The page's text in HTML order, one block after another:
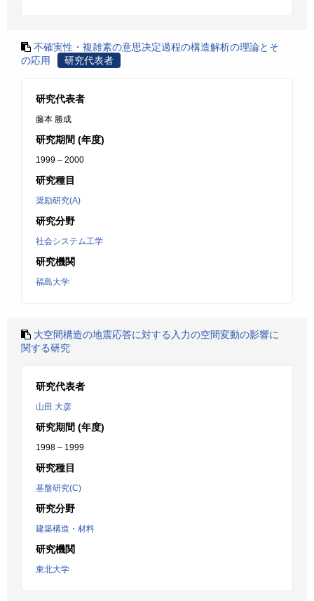
不確実性・複雑素の意思决定過程の構造解析の理論とそ
の応用
研究代表者
研究代表者
藤本 勝成
研究期間 (年度)
1999 – 2000
研究種目
奨励研究(A)
研究分野
社会システム工学
研究機関
福島大学
大空間構造の地震応答に対する入力の空間変動の影響に
関する研究
研究代表者
山田 大彦
研究期間 (年度)
1998 – 1999
研究種目
基盤研究(C)
研究分野
建築構造・材料
研究機関
東北大学